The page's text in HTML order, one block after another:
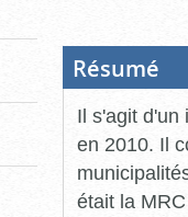
Résumé
Il s'agit d'un
en 2010. Il
était la